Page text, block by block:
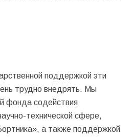
поддержкой эти
трудно внедрять. Мы
фонда содействия
технической сфере,
а также поддержкой